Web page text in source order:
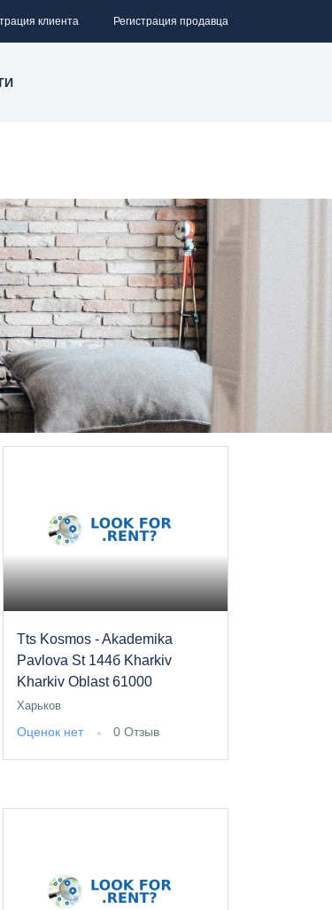
клиента Регистрация продавца
Tts Kosmos - Akademika
Pavlova St 144б Kharkiv
Kharkiv Oblast 61000
Харьков
Оценок нет 0 Отзыв